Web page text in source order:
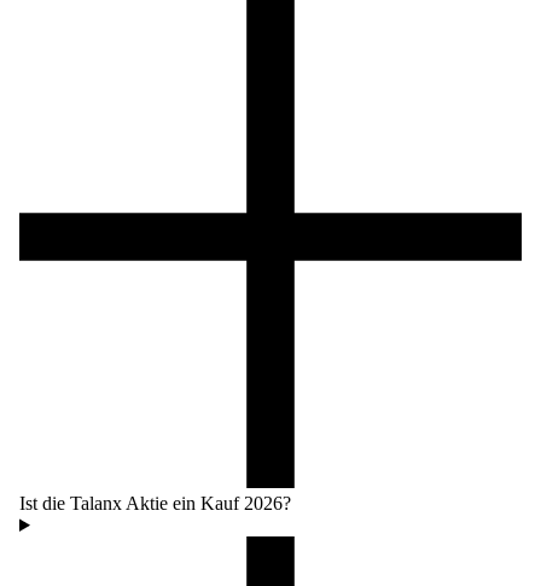
Ist die Talanx Aktie ein Kauf 2026?